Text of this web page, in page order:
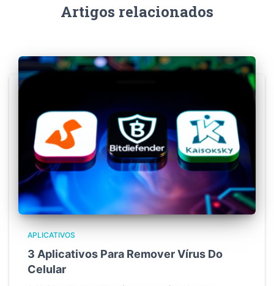
Artigos relacionados
APLICATIVOS
3 Aplicativos Para Remover Vírus Do
Celular